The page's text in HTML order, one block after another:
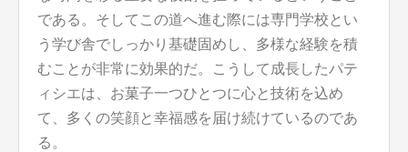
である。そしてこの道へ進む際には専門学校とい
う学び舎でしっかり基礎固めし、多様な経験を積
むことが非常に効果的だ。こうして成長したパテ
ィシエは、お菓子一つひとつに心と技術を込め
て、多くの笑顔と幸福感を届け続けているのであ
る。